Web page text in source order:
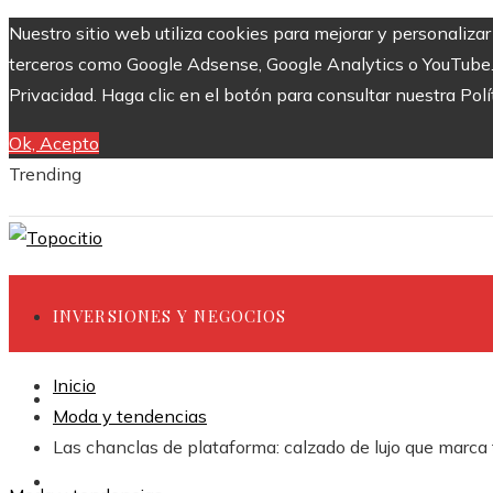
Nuestro sitio web utiliza cookies para mejorar y
terceros como Google Adsense, Google Analytics o
Privacidad. Haga clic en el botón para consultar nuestra
Ok, Acepto
Trending
INVERSIONES Y NEGOCIOS
CIENCIA Y TECNOLOGÍA
Inicio
Moda y tendencias
Las chanclas de plataforma: calzado de lujo que